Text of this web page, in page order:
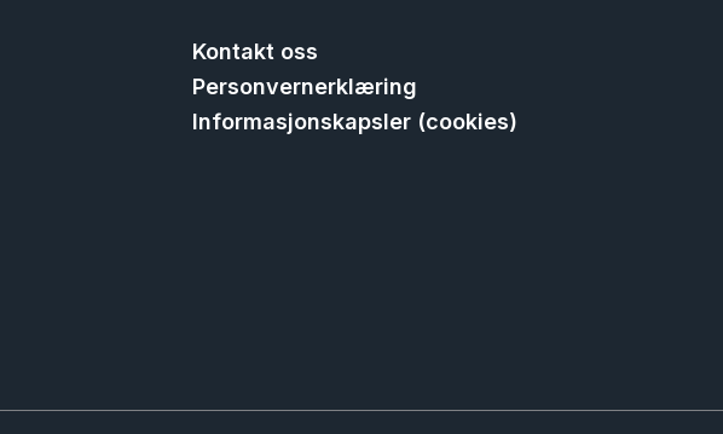
Kontakt oss
Personvernerklæring
Informasjonskapsler (cookies)